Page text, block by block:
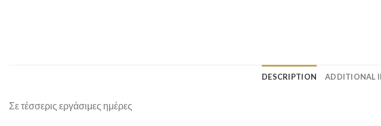
DESCRIPTION ADDITIONAL
Σε τέσσερις εργάσιμες ημέρες